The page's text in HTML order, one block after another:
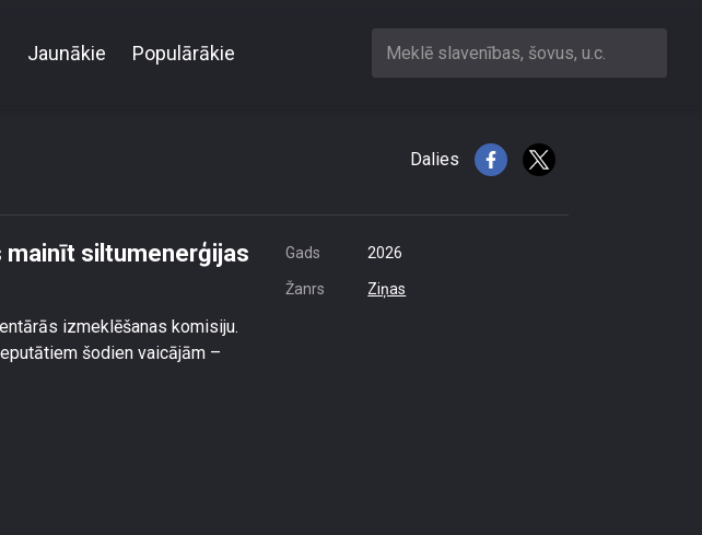
Jaunākie Populārākie Meklē slavenības, šovus, u.c.
Dalies
mainīt siltumenerģijas
izmeklēšanas komisiju.
šodien vaicājām –
Gads 2026
Žanrs Ziņas